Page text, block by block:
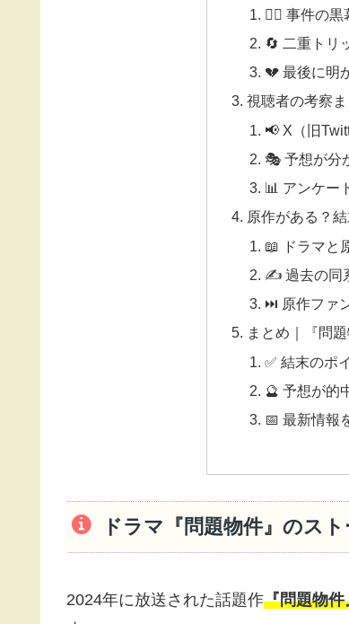
🕵️‍♂️ 事件の黒
🔄 二重トリ
💔 最後に明
視聴者の考察
📢 X（旧
🎭 予想が分
📊 アンケー
原作がある？
📖 ドラマと
✍️ 過去の同
⏭️ 原作ファ
まとめ｜『問
✅ 結末のポ
🔮 予想が的
📅 最新情報
ドラマ『問題物件』のス
2024年に放送された話題作『問題物件